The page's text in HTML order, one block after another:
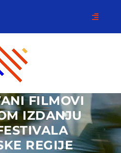
FILMOVI
IZDANJU
REGIJE